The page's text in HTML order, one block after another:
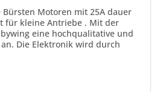
Motoren mit 25A dauer
für kleine Antriebe . Mit der
eine hochqualitative und
Die Elektronik wird durch